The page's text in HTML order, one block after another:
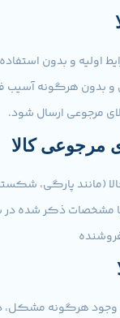
اولیه و بدون
و بدون هرگونه
مرجوعی ارسال شود.
مرجوعی کالا
(مانند پارگی،
مشخصات ذکر شده در
هرگونه مشکل، در